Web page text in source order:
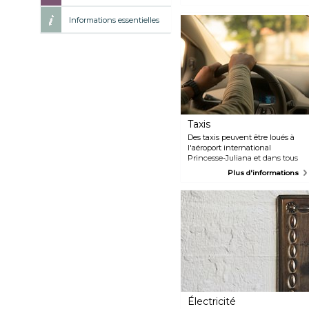
Informations essentielles
de location sont également
organisent des navettes. Vous
des vidéos d'avions atterrissant
d'entre elles ont été prises sur la
endroits les plus spectaculaires
avions. La plage se trouve juste
Taxis
Des taxis peuvent être loués à
l'aéroport international
Princesse-Juliana et dans tous
les grands hôtels. Ils ne sont pas
conducteurs doivent se reporter
aux tarifs officiels pour se
déplacer sur l'île. Marigot : +590
590 87 56 54 Philipsburg : +1 721
542 2359 Aéroport international
Princesse-Juliana : +1 721 546
7713 Aéroport de Grand-Case
Espérance : +590 590 87 53 03
Plus d'informations
Électricité